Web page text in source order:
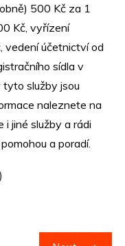
500 Kč za 1
Kč, vyřízení
vedení účetnictví od
sídla v
služby jsou
naleznete na
i jiné služby a rádi
a poradí.